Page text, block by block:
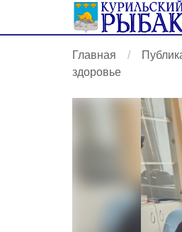
Главная
здоровье